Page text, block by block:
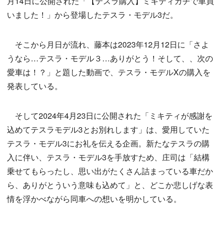
いました！」から登場したテスラ・モデル3だ。
そこから月日が流れ、藤本は2023年12月12日に「さよ
うなら…テスラ・モデル３…ありがとう！そして、、次の
愛車は！？」と題した動画で、テスラ・モデルXの購入を
発表している。
そして2024年4月23日に公開された「ミキティが感謝を
込めてテスラモデル3とお別れします」は、愛用していた
テスラ・モデル3にお礼を伝える企画。新たなテスラの購
入に伴い、テスラ・モデル3を手放すため、庄司は「結構
乗せてもらったし、思い出がたくさん詰まっている車だか
ら、ありがとういう意味も込めて」と、どこか悲しげな表
情を浮かべながら同車への想いを明かしている。